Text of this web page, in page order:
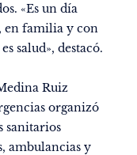
«Es un día
en familia y con
salud», destacó.
Ruiz
organizó
sanitarios
ambulancias y